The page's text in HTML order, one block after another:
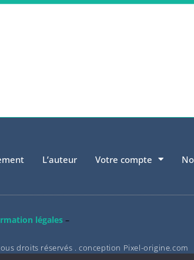
L’auteur Votre compte
légales–
droits réservés . conception Pixel-origine.com